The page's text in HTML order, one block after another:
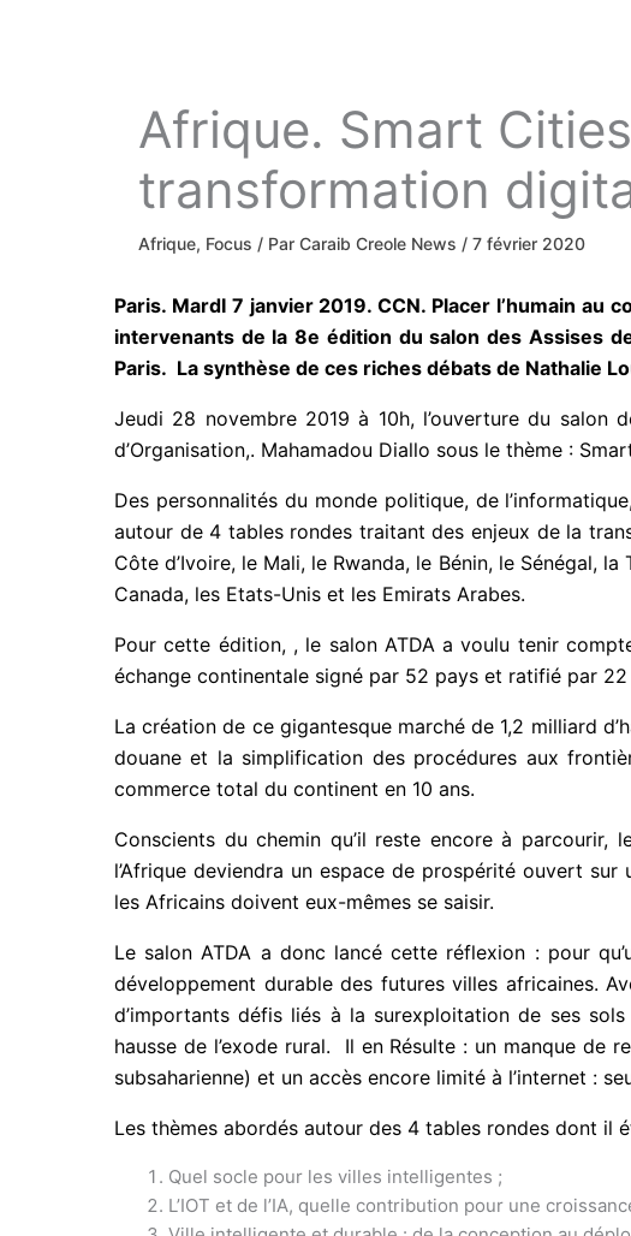
Afrique. Smart
transformation
Afrique, Focus / Par Caraib Creole News / 7 février 2020
Paris. MardI 7 janvier 2019. CCN. Placer l’humain
intervenants de la 8e édition du salon des Assises
Paris. La synthèse de ces riches débats de Nathalie
Jeudi 28 novembre 2019 à 10h, l’ouverture du
d’Organisation,. Mahamadou Diallo sous le thème :
Des personnalités du monde politique, de
autour de 4 tables rondes traitant des enjeux de la
Côte d’Ivoire, le Mali, le Rwanda, le Bénin, le Sénégal, la
Canada, les Etats-Unis et les Emirats Arabes.
Pour cette édition, , le salon ATDA a voulu tenir
échange continentale signé par 52 pays et ratifié par 22
La création de ce gigantesque marché de 1,2 milliard
douane et la simplification des procédures aux
commerce total du continent en 10 ans.
Conscients du chemin qu’il reste encore à parcourir,
l’Afrique deviendra un espace de prospérité ouvert
les Africains doivent eux-mêmes se saisir.
Le salon ATDA a donc lancé cette réflexion : pour
développement durable des futures villes africaines.
d’importants défis liés à la surexploitation de ses
hausse de l’exode rural. Il en Résulte : un manque de
subsaharienne) et un accès encore limité à l’internet :
Les thèmes abordés autour des 4 tables rondes dont il
Quel socle pour les villes intelligentes ;
L’IOT et de l’IA, quelle contribution pour une